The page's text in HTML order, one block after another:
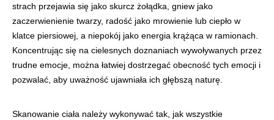
strach przejawia się jako skurcz żołądka, gniew jako
zaczerwienienie twarzy, radość jako mrowienie lub ciepło w
klatce piersiowej, a niepokój jako energia krążąca w ramionach.
Koncentrując się na cielesnych doznaniach wywoływanych przez
trudne emocje, można łatwiej dostrzegać obecność tych emocji i
pozwalać, aby uważność ujawniała ich głębszą naturę.
Skanowanie ciała należy wykonywać tak, jak wszystkie